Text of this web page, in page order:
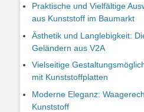
Praktische und Vielfältige
aus Kunststoff im Baumarkt
Ästhetik und Langlebigkeit:
Geländern aus V2A
Vielseitige
mit Kunststoffplatten
Moderne Eleganz:
Kunststoff